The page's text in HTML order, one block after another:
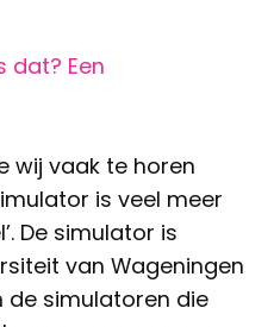
dat? Een
wij vaak te horen
is veel meer
De simulator is
van Wageningen
de simulatoren die